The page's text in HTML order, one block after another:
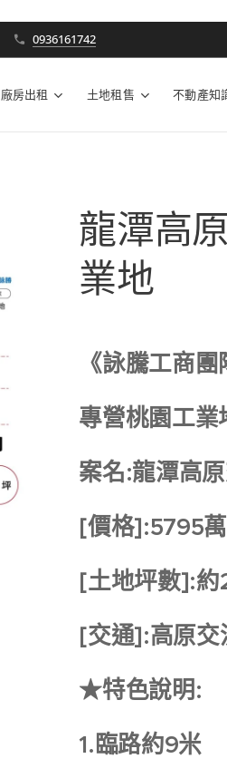
0936161742
廠房出租 土地租售 不動產知
龍潭高
業地
《詠騰工商團
專營桃園工業
案名:龍潭高
[價格]:5795萬
[土地坪數]:約
[交通]:高原交
★特色說明:
1.臨路約9米